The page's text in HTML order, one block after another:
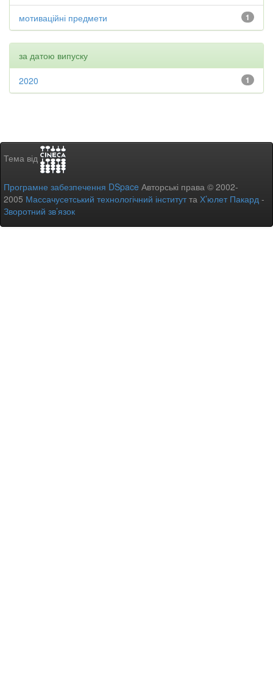
1
мотиваційні предмети
за датою випуску
1
2020
Тема від
Програмне забезпечення DSpace Авторські права © 2002-
2005 Массачусетський технологічний інститутта Х’юлет Пакард -
Зворотний зв’язок